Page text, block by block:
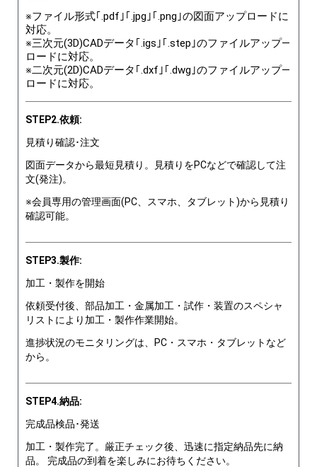
※ファイル形式｢.pdf｣｢.jpg｣｢.png｣の図面アップロードに
対応。
※三次元(3D)CADデータ｢.igs｣｢.step｣のファイルアップ―
ロードに対応。
※二次元(2D)CADデータ｢.dxf｣｢.dwg｣のファイルアップ―
ロードに対応。
STEP2.依頼:
見積り確認･注文
図面データから最短見積り。見積りをPCなどで確認して注
文(発注)。
※会員専用の管理画面(PC、スマホ、タブレット)から見積り
確認可能。
STEP3.製作:
加工・製作を開始
依頼受付後、部品加工・金属加工・試作・装置のスペシャ
リストにより加工・製作作業開始。
進捗状況のモニタリングは、PC・スマホ・タブレットなど
から。
STEP4.納品:
完成品検品･発送
加工・製作完了。厳正チェック後、迅速に指定納品先に納
品。 完成品の到着を楽しみにお待ちください。